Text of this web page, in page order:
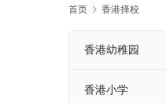
首页 香港择校
香港幼稚园
香港小学